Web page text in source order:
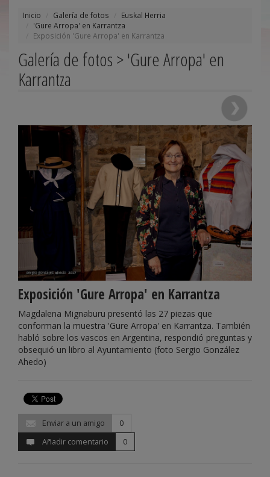
Inicio Galería de fotos
Euskal Herria
'Gure Arropa' en Karrantza
Exposición 'Gure Arropa' en Karrantza
Galería de fotos > 'Gure Arropa' en
Karrantza
Exposición 'Gure Arropa' en Karrantza
Magdalena Mignaburu presentó las 27 piezas que
conforman la muestra 'Gure Arropa' en Karrantza. También
habló sobre los vascos en Argentina, respondió preguntas y
obsequió un libro al Ayuntamiento (foto Sergio González
Ahedo)
Enviar a un amigo
0
Añadir comentario
0